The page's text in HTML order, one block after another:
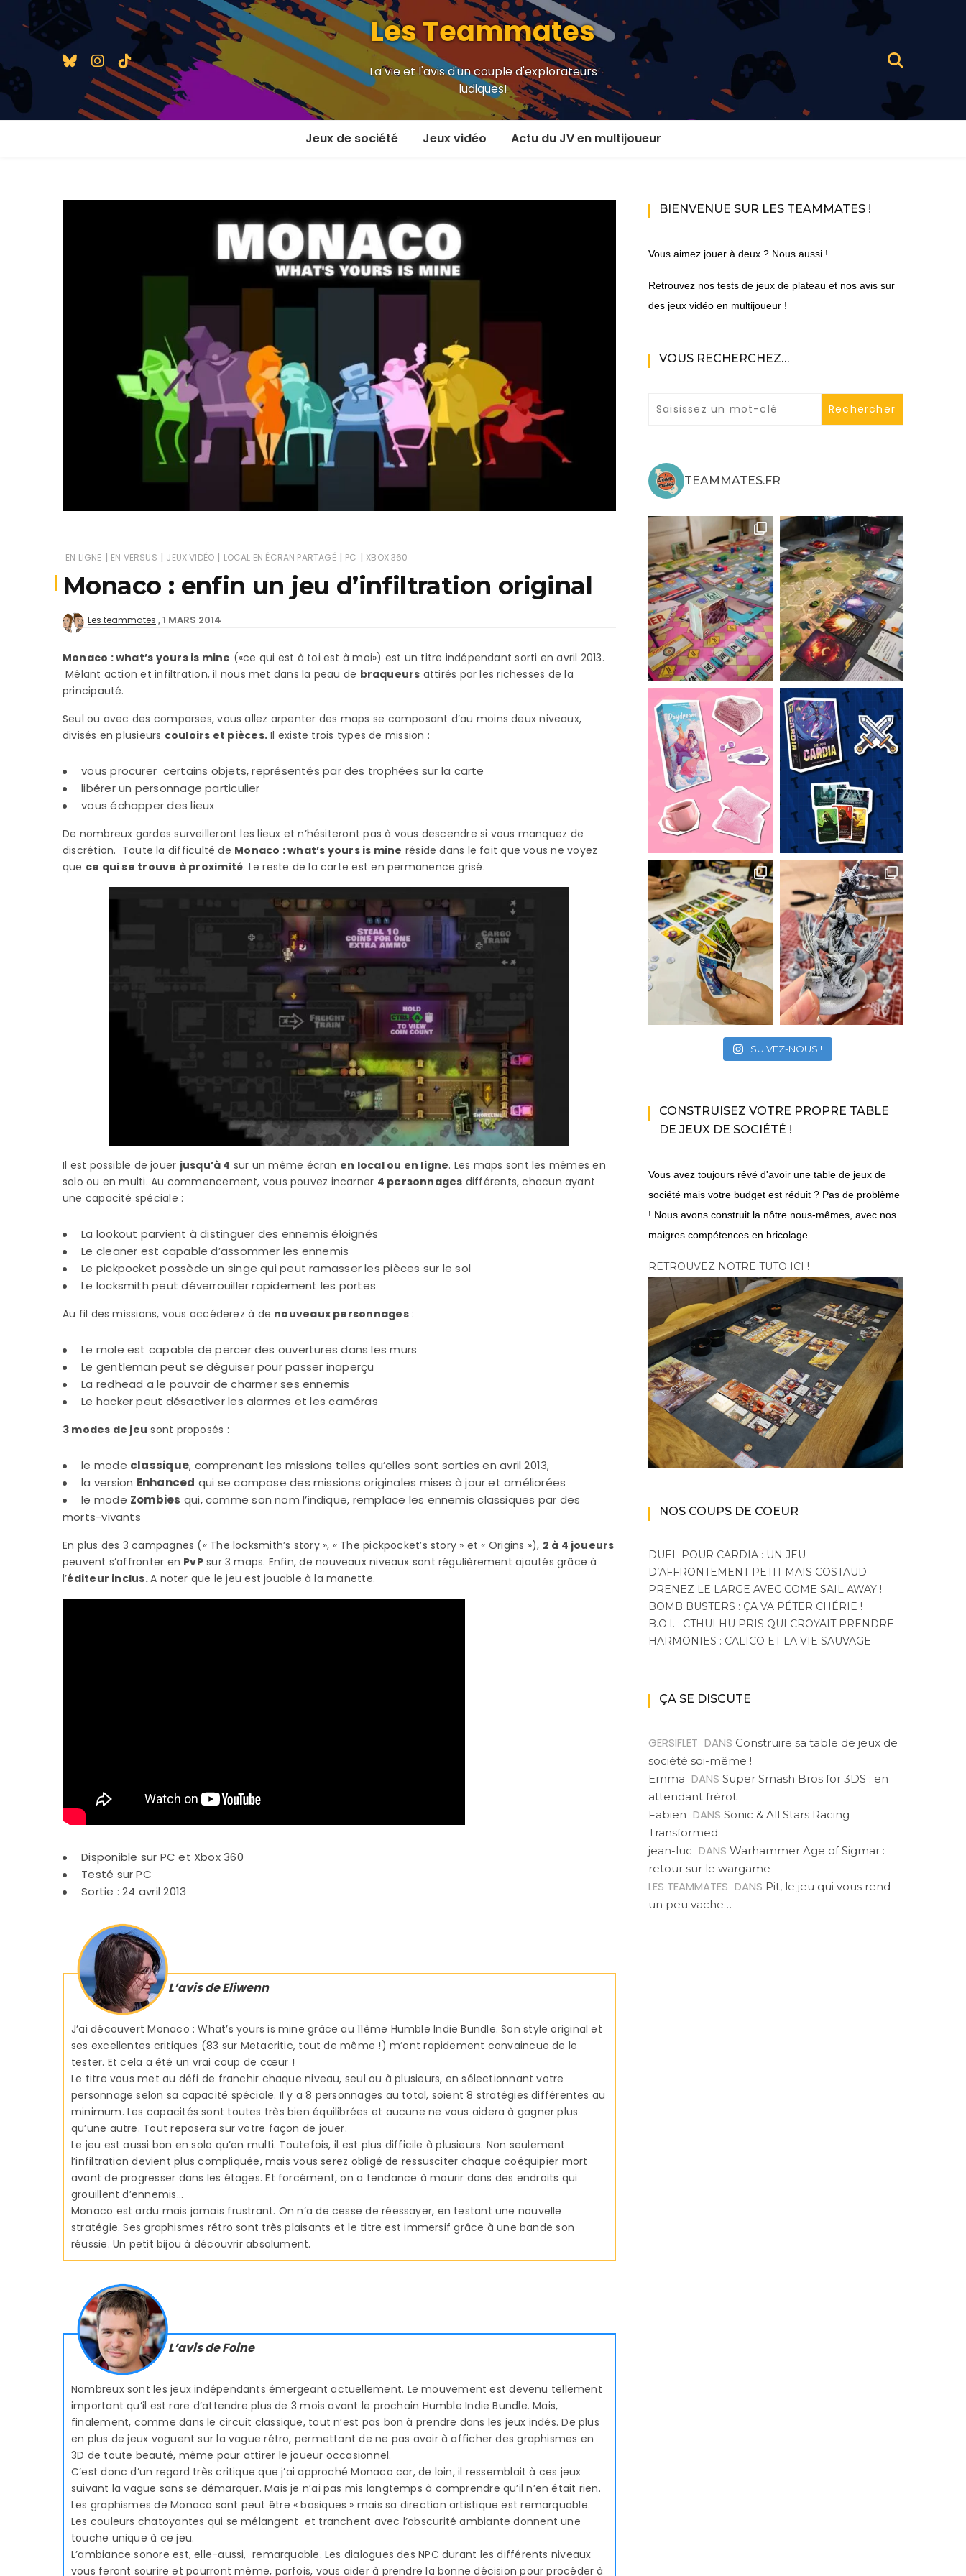
Les Teammates
La vie et l'avis d'un couple d'explorateurs
ludiques!
Jeux de société
2 joueurs
2 joueurs et plus
En coop’
Jeux vidéo
En versus
Local en écran partagé
En ligne
XBox One
XBox Series X|S
Actu du JV en multijoueur
EN LIGNE | EN VERSUS | JEUX VIDÉO | LOCAL EN ÉCRAN PARTAGÉ | PC | XBOX 360
Monaco : enfin un jeu d’infiltration original
Les teammates 1 MARS 2014
Monaco : what’s yours is mine («ce qui est à toi est à moi») est un titre indépendant sorti en avril 2013.
Mêlant action et infiltration, il nous met dans la peau de braqueurs attirés par les richesses de la
principauté.
Seul ou avec des comparses, vous allez arpenter des maps se composant d’au moins deux niveaux,
divisés en plusieurs couloirs et pièces. Il existe trois types de mission :
vous procurer certains objets, représentés par des trophées sur la carte
libérer un personnage particulier
vous échapper des lieux
De nombreux gardes surveilleront les lieux et n’hésiteront pas à vous descendre si vous manquez de
discrétion. Toute la difficulté de Monaco : what’s yours is mine réside dans le fait que vous ne voyez
que ce qui se trouve à proximité. Le reste de la carte est en permanence grisé.
Il est possible de jouer jusqu’à 4 sur un même écran en local ou en ligne. Les maps sont les mêmes en
solo ou en multi. Au commencement, vous pouvez incarner 4 personnages différents, chacun ayant
une capacité spéciale :
La lookout parvient à distinguer des ennemis éloignés
Le cleaner est capable d’assommer les ennemis
Le pickpocket possède un singe qui peut ramasser les pièces sur le sol
Le locksmith peut déverrouiller rapidement les portes
Au fil des missions, vous accéderez à de nouveaux personnages:
Le mole est capable de percer des ouvertures dans les murs
Le gentleman peut se déguiser pour passer inaperçu
La redhead a le pouvoir de charmer ses ennemis
Le hacker peut désactiver les alarmes et les caméras
3 modes de jeu sont proposés :
le mode classique, comprenant les missions telles qu’elles sont sorties en avril 2013,
la version Enhanced qui se compose des missions originales mises à jour et améliorées
le mode Zombies qui, comme son nom l’indique, remplace les ennemis classiques par des
morts-vivants
En plus des 3 campagnes (« The locksmith’s story », « The pickpocket’s story » et « Origins »), 2 à 4 joueurs
peuvent s’affronter en PvPsur 3 maps. Enfin, de nouveaux niveaux sont régulièrement ajoutés grâce à
l’éditeur inclus.A noter que le jeu est jouable à la manette.
Disponible sur PC et Xbox 360
Testé sur PC
Sortie : 24 avril 2013
L’avis de Eliwenn
J’ai découvert Monaco : What’s yours is mine grâce au 11ème Humble Indie Bundle. Son style original et
ses excellentes critiques (83 sur Metacritic, tout de même !) m’ont rapidement convaincue de le
tester. Et cela a été un vrai coup de cœur !
Le titre vous met au défi de franchir chaque niveau, seul ou à plusieurs, en sélectionnant votre
personnage selon sa capacité spéciale. Il y a 8 personnages au total, soient 8 stratégies différentes au
minimum. Les capacités sont toutes très bien équilibrées et aucune ne vous aidera à gagner plus
qu’une autre. Tout reposera sur votre façon de jouer.
Le jeu est aussi bon en solo qu’en multi. Toutefois, il est plus difficile à plusieurs. Non seulement
l’infiltration devient plus compliquée, mais vous serez obligé de ressusciter chaque coéquipier mort
avant de progresser dans les étages. Et forcément, on a tendance à mourir dans des endroits qui
grouillent d’ennemis…
Monaco est ardu mais jamais frustrant. On n’a de cesse de réessayer, en testant une nouvelle
stratégie. Ses graphismes rétro sont très plaisants et le titre est immersif grâce à une bande son
réussie. Un petit bijou à découvrir absolument.
L’avis de Foine
Nombreux sont les jeux indépendants émergeant actuellement. Le mouvement est devenu tellement
important qu’il est rare d’attendre plus de 3 mois avant le prochain Humble Indie Bundle. Mais,
finalement, comme dans le circuit classique, tout n’est pas bon à prendre dans les jeux indés. De plus
en plus de jeux voguent sur la vague rétro, permettant de ne pas avoir à afficher des graphismes en
3D de toute beauté, même pour attirer le joueur occasionnel.
C’est donc d’un regard très critique que j’ai approché Monaco car, de loin, il ressemblait à ces jeux
suivant la vague sans se démarquer. Mais je n’ai pas mis longtemps à comprendre qu’il n’en était rien.
Les graphismes de Monaco sont peut être « basiques » mais sa direction artistique est remarquable.
Les couleurs chatoyantes qui se mélangent et tranchent avec l’obscurité ambiante donnent une
touche unique à ce jeu.
L’ambiance sonore est, elle-aussi, remarquable. Les dialogues des NPC durant les différents niveaux
vous feront sourire et pourront même, parfois, vous aider à prendre la bonne décision pour procéder à
BIENVENUE SUR LES TEAMMATES !
Vous aimez jouer à deux ? Nous aussi !
Retrouvez nos tests de jeux de plateau et nos avis sur
des jeux vidéo en multijoueur !
VOUS RECHERCHEZ…
TEAMMATES.FR
SUIVEZ-NOUS !
CONSTRUISEZ VOTRE PROPRE TABLE
DE JEUX DE SOCIÉTÉ !
Vous avez toujours rêvé d'avoir une table de jeux de
société mais votre budget est réduit ? Pas de problème
! Nous avons construit la nôtre nous-mêmes, avec nos
maigres compétences en bricolage.
RETROUVEZ NOTRE TUTO ICI !
NOS COUPS DE COEUR
DUEL POUR CARDIA : UN JEU
D’AFFRONTEMENT PETIT MAIS COSTAUD
PRENEZ LE LARGE AVEC COME SAIL AWAY !
BOMB BUSTERS : ÇA VA PÉTER CHÉRIE !
B.O.I. : CTHULHU PRIS QUI CROYAIT PRENDRE
HARMONIES : CALICO ET LA VIE SAUVAGE
ÇA SE DISCUTE
GERSIFLET DANS Construire sa table de jeux de
société soi-même !
Emma DANS Super Smash Bros for 3DS : en
attendant frérot
Fabien DANS Sonic & All Stars Racing
Transformed
jean-luc DANS Warhammer Age of Sigmar :
retour sur le wargame
LES TEAMMATES DANS Pit, le jeu qui vous rend
un peu vache…